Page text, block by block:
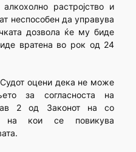
растројство и
неспособен да управува
дозвола ќе му биде
вратена во рок од 24
Судот оцени дека не може
за согласноста на
2 од Законот на со
на кои се повикува